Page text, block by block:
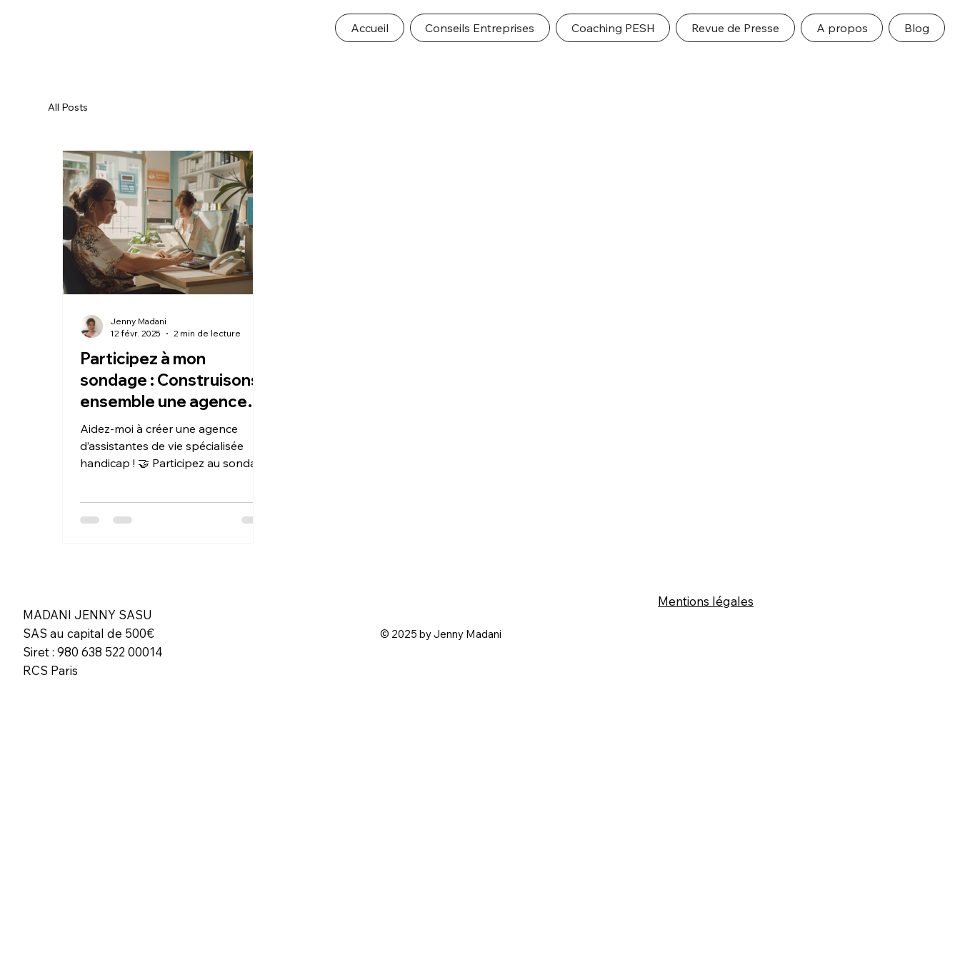
Accueil Conseils Entreprises Coaching PESH Revue de Presse A propos Blog
All Posts
Participez à mon
sondage : Construisons
ensemble une agence
d’assistantes de vie
spécialisée handicap !
Aidez-moi à créer une agence
d’assistantes de vie spécialisée
handicap ! 🤝 Participez au sondage
Jenny Madani
12 févr. 2025
2 min de lecture
MADANI JENNY SASU
SAS au capital de 500€
Siret : 980 638 522 00014
RCS Paris
© 2025 by Jenny Madani
Mentions légales